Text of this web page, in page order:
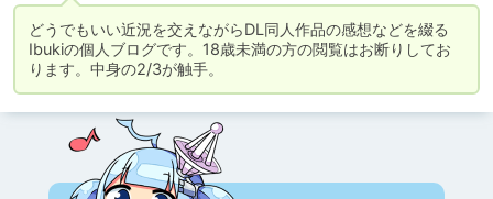
どうでもいい近況を交えながらDL同人作品の感想などを綴る
Ibukiの個人ブログです。18歳未満の方の閲覧はお断りしてお
ります。中身の2/3が触手。